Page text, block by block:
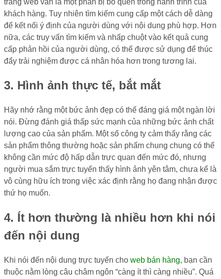
khách hàng. Tuy nhiên tìm kiếm cung cấp một cách dễ dàng
để kết nối ý định của người dùng với nội dung phù hợp. Hơn
nữa, các truy vấn tìm kiếm và nhấp chuột vào kết quả cung
cấp phản hồi của người dùng, có thể được sử dụng để thúc
đẩy trải nghiệm được cá nhân hóa hơn trong tương lai.
3. Hình ảnh thực tế, bắt mắt
Hãy nhớ rằng một bức ảnh đẹp có thể đáng giá một ngàn lời
nói. Đừng đánh giá thấp sức mạnh của những bức ảnh chất
lượng cao của sản phẩm. Một số công ty cảm thấy rằng các
sản phẩm thông thường hoặc sản phẩm chung chung có thể
không cần mức độ hấp dẫn trực quan đến mức đó, nhưng
người mua sắm trực tuyến thấy hình ảnh yên tâm, chưa kể là
vô cùng hữu ích trong việc xác định rằng họ đang nhận được
thứ họ muốn.
4. Ít hơn thường là nhiều hơn khi nói
đến nội dung
Khi nói đến nội dung trực tuyến cho web bán hàng, bạn cần
thuộc nằm lòng câu châm ngôn “càng ít thì càng nhiều”. Quá